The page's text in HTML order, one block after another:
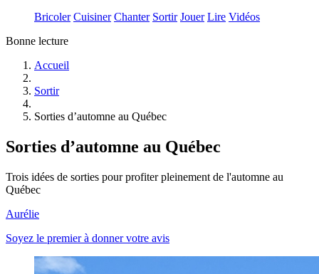
Bricoler Cuisiner Chanter Sortir Jouer Lire Vidéos
Bonne lecture
Accueil
Sortir
Sorties d’automne au Québec
Sorties d’automne au Québec
Trois idées de sorties pour profiter pleinement de l'automne au
Québec
Aurélie
Soyez le premier à donner votre avis